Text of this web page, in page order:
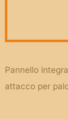
Pannello
attacco per